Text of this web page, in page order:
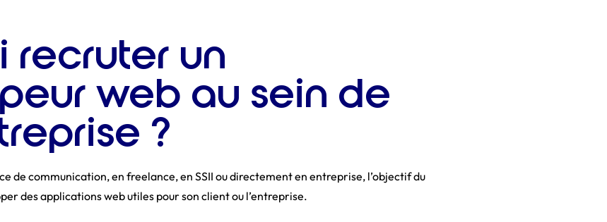
recruter un
web au sein de
?
de communication, en freelance, en SSII ou directement en entreprise, l’objectif du
des applications web utiles pour son client ou l’entreprise.